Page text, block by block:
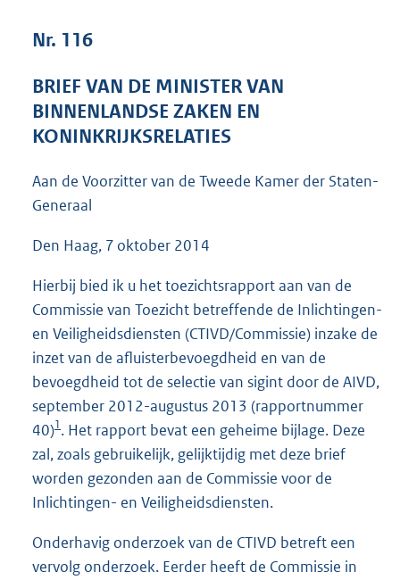
e
b
Nr. 116
BRIEF VAN DE MINISTER VAN
BINNENLANDSE ZAKEN EN
KONINKRIJKSRELATIES
Aan de Voorzitter van de Tweede Kamer der Staten-
Generaal
Den Haag, 7 oktober 2014
Hierbij bied ik u het toezichtsrapport aan van de
Commissie van Toezicht betreffende de Inlichtingen-
en Veiligheidsdiensten (CTIVD/Commissie) inzake de
inzet van de afluisterbevoegdheid en van de
bevoegdheid tot de selectie van sigint door de AIVD,
september 2012-augustus 2013 (rapportnummer
40)1. Het rapport bevat een geheime bijlage. Deze
zal, zoals gebruikelijk, gelijktijdig met deze brief
worden gezonden aan de Commissie voor de
Inlichtingen- en Veiligheidsdiensten.
Onderhavig onderzoek van de CTIVD betreft een
vervolg onderzoek. Eerder heeft de Commissie in